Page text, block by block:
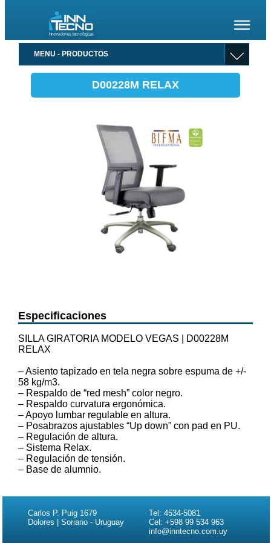
MENU - PRODUCTOS
D00228M RELAX
Especificaciones
SILLA GIRATORIA MODELO VEGAS | D00228M
RELAX
– Asiento tapizado en tela negra sobre espuma de +/-
58 kg/m3.
– Respaldo de “red mesh” color negro.
– Respaldo curvatura ergonómica.
– Apoyo lumbar regulable en altura.
– Posabrazos ajustables “Up down” con pad en PU.
– Regulación de altura.
– Sistema Relax.
– Regulación de tensión.
– Base de alumnio.
Tel: 4534-5081
Cel: +598 99 534 963
info@inntecno.com.uy
Carlos P. Puig 1679
Dolores | Soriano - Uruguay